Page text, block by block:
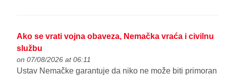
Ako se vrati vojna obaveza, Nemačka vraća i civilnu
službu
on 07/08/2026 at 06:11
Ustav Nemačke garantuje da niko ne može biti primoran